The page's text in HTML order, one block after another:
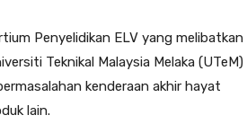
Penyelidikan ELV yang melibatkan
Teknikal Malaysia Melaka (UTeM)
kenderaan akhir hayat
lain.